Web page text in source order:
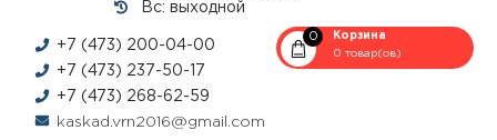
Вс: выходной
+7 (473) 200-04-00
+7 (473) 237-50-17
+7 (473) 268-62-59
kaskad.vrn2016@gmail.com
0
Корзина
0 товар(ов)